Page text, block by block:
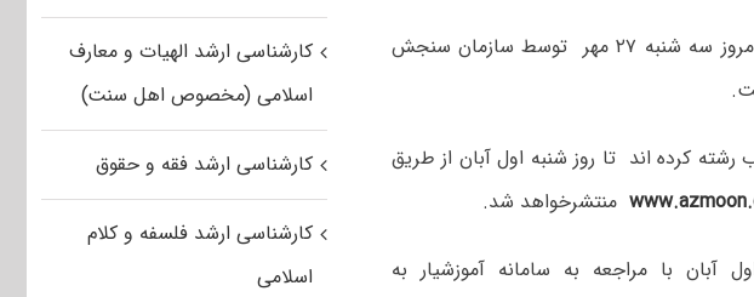
نتایج آزمون کارشناسی ارشد ۱۴۰۰ دانشگاه آزاد اسلامی امروز سه شنبه ۲۷ مهر توسط سازمان سنجش
رشته کرده اند تا روز شنبه اول آبان از طریق
منتشرخواهد شد.
از ساعت ۱۰صبح شنبه اول آبان با مراجعه به سامانه آموزشیار به
کارشناسی ارشد الهیات و معارف
اسلامی (مخصوص اهل سنت)
کارشناسی ارشد فقه و حقوق
کارشناسی ارشد فلسفه و کلام
اسلامی